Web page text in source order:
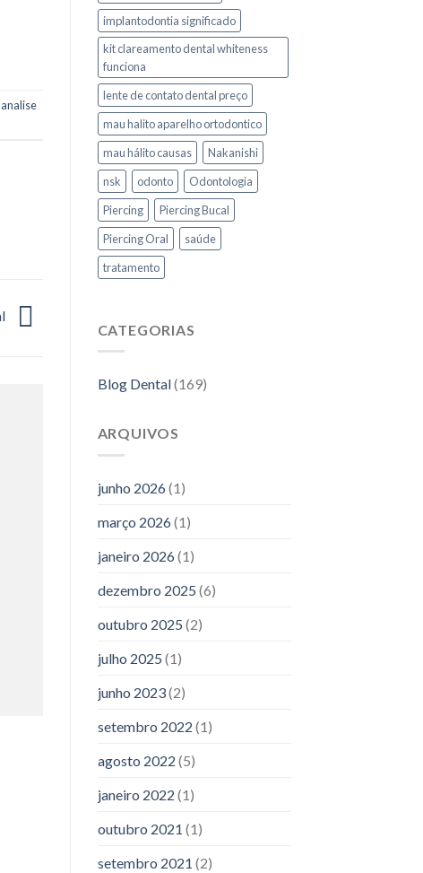
implantodontia significado
kit clareamento dental whiteness
funciona
lente de contato dental preço
mau halito aparelho ortodontico
mau hálito causas
Nakanishi
nsk
odonto
Odontologia
Piercing
Piercing Bucal
Piercing Oral
saúde
tratamento
CATEGORIAS
Blog Dental(169)
ARQUIVOS
junho 2026(1)
março 2026(1)
janeiro 2026(1)
dezembro 2025 (6)
outubro 2025 (2)
julho 2025 (1)
junho 2023(2)
setembro 2022 (1)
agosto 2022 (5)
janeiro 2022 (1)
outubro 2021 (1)
setembro 2021 (2)